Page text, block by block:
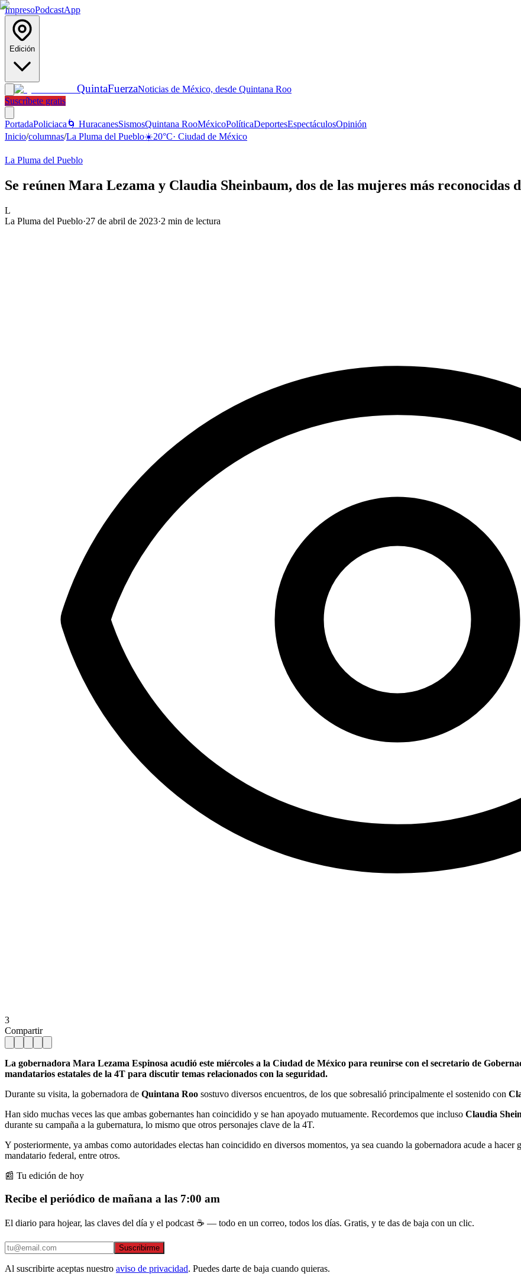
ImpresoPodcastApp
Edición
QuintaFuerzaNoticias de México, desde Quintana Roo
Suscríbete gratis
PortadaPoliciaca 🌀 HuracanesSismosQuintana RooMéxicoPolíticaDeportesEspectáculosOpinión
Inicio/columnas/La Pluma del Pueblo☀️20°C· Ciudad de México
La Pluma del Pueblo
Se reúnen Mara Lezama y Claudia Sheinbaum, dos de las mujeres más reconocidas
L
La Pluma del Pueblo·27 de abril de 2023·2 min de lectura
3
Compartir
La gobernadora Mara Lezama Espinosa acudió este miércoles a la Ciudad de México para reunirse con el secretario de
mandatarios estatales de la 4T para discutir temas relacionados con la seguridad.
Durante su visita, la gobernadora de Quintana Roo sostuvo diversos encuentros, de los que sobresalió principalmente el sostenido con
Han sido muchas veces las que ambas gobernantes han coincidido y se han apoyado mutuamente. Recordemos que incluso Claudia
durante su campaña a la gubernatura, lo mismo que otros personajes clave de la 4T.
Y posteriormente, ya ambas como autoridades electas han coincidido en diversos momentos, ya sea cuando la gobernadora acude a
mandatario federal, entre otros.
📰 Tu edición de hoy
Recibe el periódico de mañana a las 7:00 am
El diario para hojear, las claves del día y el podcast ☕ — todo en un correo, todos los días. Gratis, y te das de baja con un clic.
Suscribirme
Al suscribirte aceptas nuestro aviso de privacidad. Puedes darte de baja cuando quieras.